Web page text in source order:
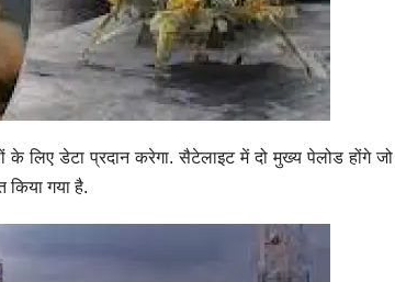
लिए डेटा प्रदान करेगा. सैटेलाइट में दो मुख्य पेलोड होंगे
किया गया है.